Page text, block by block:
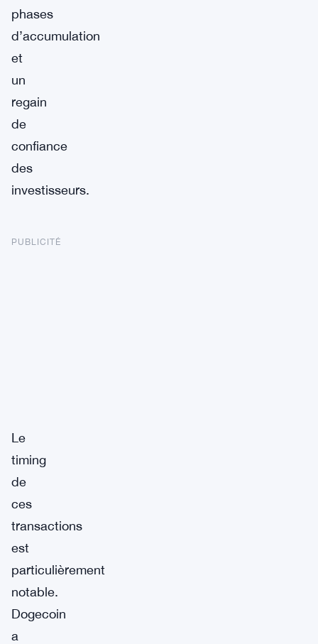
phases
d’accumulation
et
un
regain
de
confiance
des
investisseurs.
PUBLICITÉ
Le
timing
de
ces
transactions
est
particulièrement
notable.
Dogecoin
a